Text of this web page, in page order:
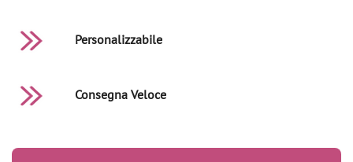
Personalizzabile
Consegna Veloce